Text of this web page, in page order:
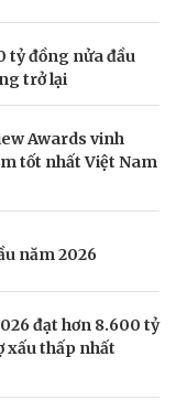
tỷ đồng nửa đầu
trở lại
Awards vinh
tốt nhất Việt Nam
năm 2026
đạt hơn 8.600 tỷ
xấu thấp nhất